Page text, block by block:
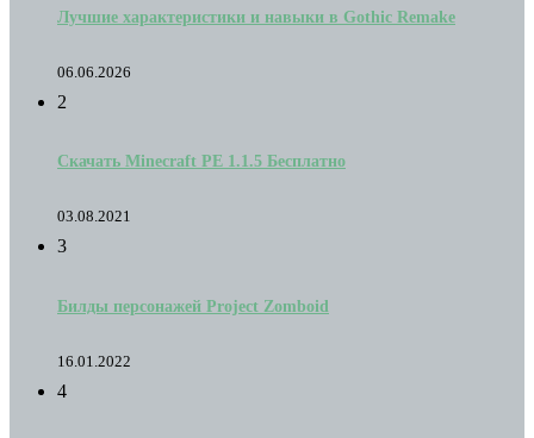
Лучшие характеристики и навыки в Gothic Remake
06.06.2026
2
Скачать Minecraft PE 1.1.5 Бесплатно
03.08.2021
3
Билды персонажей Project Zomboid
16.01.2022
4